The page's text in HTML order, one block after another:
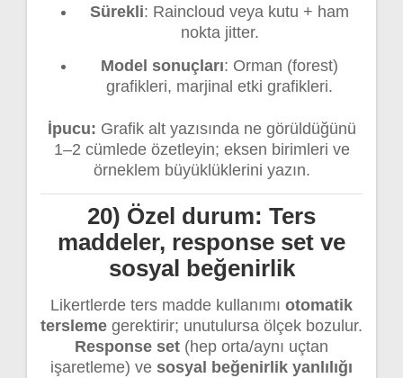
Sürekli: Raincloud veya kutu + ham
nokta jitter.
Model sonuçları: Orman (forest)
grafikleri, marjinal etki grafikleri.
İpucu: Grafik alt yazısında ne görüldüğünü
1–2 cümlede özetleyin; eksen birimleri ve
örneklem büyüklüklerini yazın.
20) Özel durum: Ters
maddeler, response set ve
sosyal beğenirlik
Likertlerde ters madde kullanımı otomatik
tersleme gerektirir; unutulursa ölçek bozulur.
Response set (hep orta/aynı uçtan
işaretleme) ve sosyal beğenirlik yanlılığı